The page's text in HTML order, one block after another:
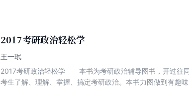
2017考研政治轻松学
王一珉
2017考研政治轻松学 本书为考研政治辅导图书，开过往
考生了解、理解、掌握、搞定考研政治。本书力图做到有趣